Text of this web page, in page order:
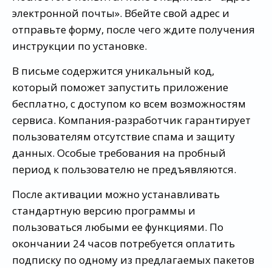
электронной почты». Вбейте свой адрес и
отправьте форму, после чего ждите получения
инструкции по установке.
В письме содержится уникальный код,
который поможет запустить приложение
бесплатно, с доступом ко всем возможностям
сервиса. Компания-разработчик гарантирует
пользователям отсутствие спама и защиту
данных. Особые требования на пробный
период к пользователю не предъявляются.
После активации можно устанавливать
стандартную версию программы и
пользоваться любыми ее функциями. По
окончании 24 часов потребуется оплатить
подписку по одному из предлагаемых пакетов